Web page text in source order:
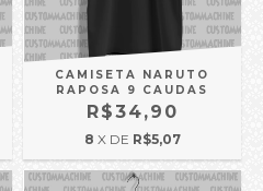
CAMISETA NARUTO
RAPOSA 9 CAUDAS
R$34,90
8 X DE R$5,07